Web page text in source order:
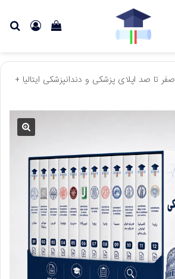
ورود دیدن
خرید
صفر تا صد اپلای پزشکی و دندانپزشکی ایتالیا +